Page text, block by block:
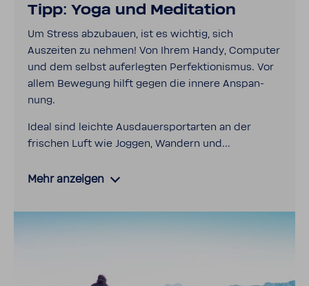
Tipp: Yoga und Medi­ta­tion
Um Stress abzu­bauen, ist es wichtig, sich
Auszeiten zu nehmen! Von Ihrem Handy, Computer
und dem selbst aufer­legten Perfek­tio­nismus. Vor
allem Bewe­gung hilft gegen die innere Anspan­
nung.
Ideal sind leichte Ausdau­er­sport­arten an der
frischen Luft wie Joggen, Wandern und...
Mehr anzeigen